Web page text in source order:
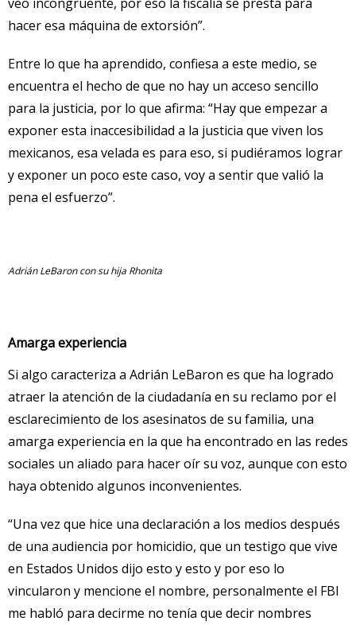
hacer esa máquina de extorsión”.
Entre lo que ha aprendido, confiesa a este medio, se
encuentra el hecho de que no hay un acceso sencillo
para la justicia, por lo que afirma: “Hay que empezar a
exponer esta inaccesibilidad a la justicia que viven los
mexicanos, esa velada es para eso, si pudiéramos lograr
y exponer un poco este caso, voy a sentir que valió la
pena el esfuerzo”.
Adrián LeBaron con su hija Rhonita
Amarga experiencia
Si algo caracteriza a Adrián LeBaron es que ha logrado
atraer la atención de la ciudadanía en su reclamo por el
esclarecimiento de los asesinatos de su familia, una
amarga experiencia en la que ha encontrado en las redes
sociales un aliado para hacer oír su voz, aunque con esto
haya obtenido algunos inconvenientes.
“Una vez que hice una declaración a los medios después
de una audiencia por homicidio, que un testigo que vive
en Estados Unidos dijo esto y esto y por eso lo
vincularon y mencione el nombre, personalmente el FBI
me habló para decirme no tenía que decir nombres